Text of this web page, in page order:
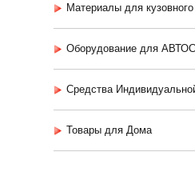
Материалы для
Оборудование для
Средства
Товары для Дома